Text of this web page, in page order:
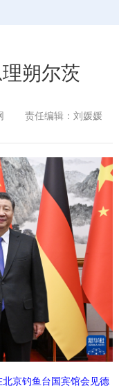
朔尔茨
责任编辑：刘媛媛
京钓鱼台国宾馆会见德